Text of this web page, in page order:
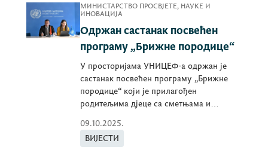
МИНИСТАРСТВО ПРОСВЈЕТЕ, НАУКЕ И
ИНОВАЦИЈА
Одржан састанак посвећен
програму „Брижне породице“
У просторијама УНИЦЕФ-а одржан је
састанак посвећен програму „Брижне
породице“ који је прилагођен
родитељима дјеце са сметњама и
09.10.2025.
ВИЈЕСТИ